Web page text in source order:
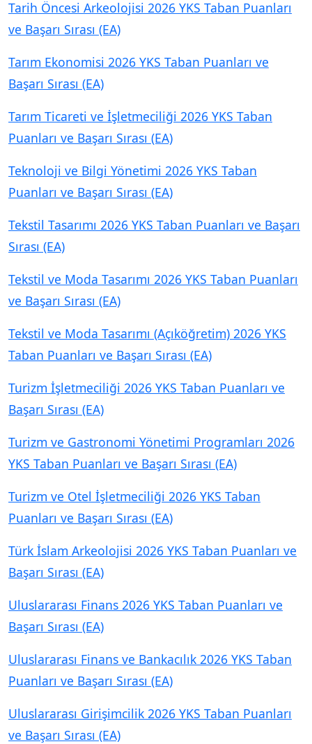
Tarih Öncesi Arkeolojisi 2026 YKS Taban Puanları
ve Başarı Sırası (EA)
Tarım Ekonomisi 2026 YKS Taban Puanları ve
Başarı Sırası (EA)
Tarım Ticareti ve İşletmeciliği 2026 YKS Taban
Puanları ve Başarı Sırası (EA)
Teknoloji ve Bilgi Yönetimi 2026 YKS Taban
Puanları ve Başarı Sırası (EA)
Tekstil Tasarımı 2026 YKS Taban Puanları ve Başarı
Sırası (EA)
Tekstil ve Moda Tasarımı 2026 YKS Taban Puanları
ve Başarı Sırası (EA)
Tekstil ve Moda Tasarımı (Açıköğretim) 2026 YKS
Taban Puanları ve Başarı Sırası (EA)
Turizm İşletmeciliği 2026 YKS Taban Puanları ve
Başarı Sırası (EA)
Turizm ve Gastronomi Yönetimi Programları 2026
YKS Taban Puanları ve Başarı Sırası (EA)
Turizm ve Otel İşletmeciliği 2026 YKS Taban
Puanları ve Başarı Sırası (EA)
Türk İslam Arkeolojisi 2026 YKS Taban Puanları ve
Başarı Sırası (EA)
Uluslararası Finans 2026 YKS Taban Puanları ve
Başarı Sırası (EA)
Uluslararası Finans ve Bankacılık 2026 YKS Taban
Puanları ve Başarı Sırası (EA)
Uluslararası Girişimcilik 2026 YKS Taban Puanları
ve Başarı Sırası (EA)